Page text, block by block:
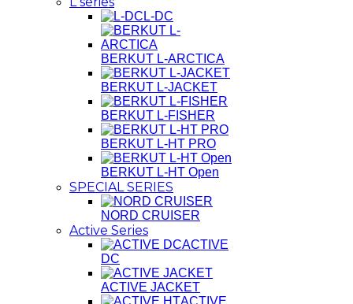
L-DC
BERKUT L-ARCTICA
BERKUT L-JACKET
BERKUT L-FISHER
BERKUT L-HT PRO
BERKUT L-HT Open
SPECIAL SERIES
NORD CRUISER
Active Series
ACTIVE
DC
ACTIVE JACKET
ACTIVE